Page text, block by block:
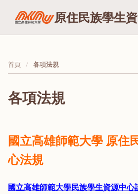
原住民族學生
首頁 各項法規
各項法規
國立高雄師範大學 原住
心法規
國立高雄師範大學民族學生資源中心